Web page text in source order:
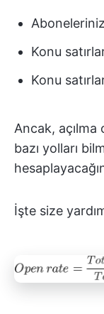
Konu
Konu
Ancak, açılma
bazı yolları
İşte size